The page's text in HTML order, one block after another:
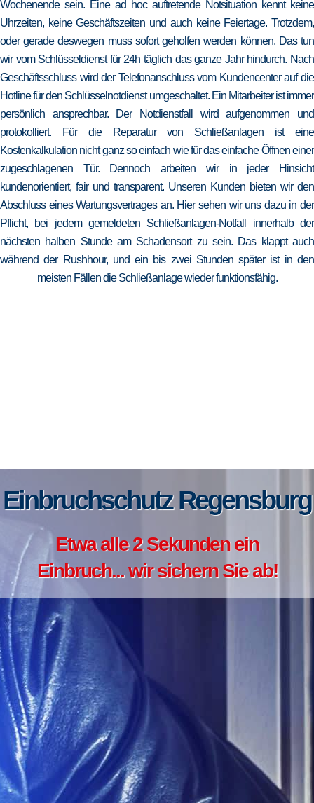
Wochenende sein. Eine ad hoc auftretende Notsituation kennt keine
Uhrzeiten, keine Geschäftszeiten und auch keine Feiertage. Trotzdem,
oder gerade deswegen muss sofort geholfen werden können. Das tun
wir vom Schlüsseldienst für 24h täglich das ganze Jahr hindurch. Nach
Geschäftsschluss wird der Telefonanschluss vom Kundencenter auf die
Hotline für den Schlüsselnotdienst umgeschaltet. Ein Mitarbeiter ist immer
persönlich ansprechbar. Der Notdienstfall wird aufgenommen und
protokolliert. Für die Reparatur von Schließanlagen ist eine
Kostenkalkulation nicht ganz so einfach wie für das einfache Öffnen einer
zugeschlagenen Tür. Dennoch arbeiten wir in jeder Hinsicht
kundenorientiert, fair und transparent. Unseren Kunden bieten wir den
Abschluss eines Wartungsvertrages an. Hier sehen wir uns dazu in der
Pflicht, bei jedem gemeldeten Schließanlagen-Notfall innerhalb der
nächsten halben Stunde am Schadensort zu sein. Das klappt auch
während der Rushhour, und ein bis zwei Stunden später ist in den
meisten Fällen die Schließanlage wieder funktionsfähig.
Einbruchschutz Regensburg
Etwa alle 2 Sekunden ein
Einbruch... wir sichern Sie ab!